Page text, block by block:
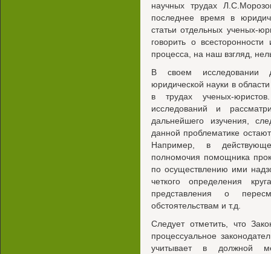
научных трудах
последнее время в
статьи отдельных ученых-
говорить о всесторонности
процесса, на наш взгляд,
В своем исследовании
юридической науки в
в трудах ученых-
исследований и
дальнейшего изучения,
данной проблематике
Например, в
полномочия помощника
по осуществлению ими
четкого определения
представления о
обстоятельствам и т.д.
Следует отметить, что
процессуальное
учитывает в должной